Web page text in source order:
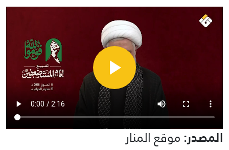
المصدر:موقع المنار